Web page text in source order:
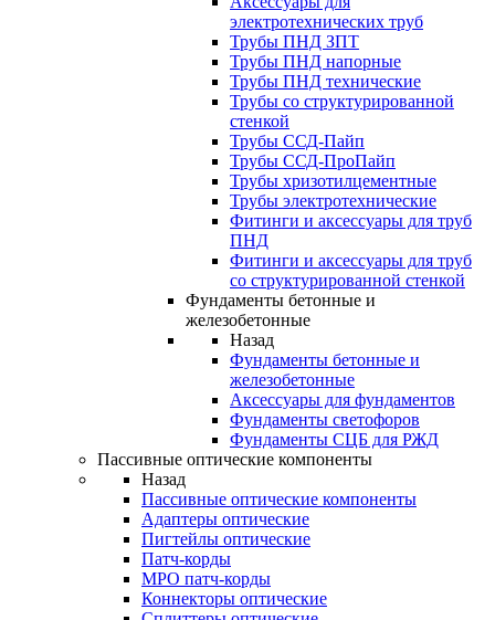
электротехнических труб
Трубы ПНД ЗПТ
Трубы ПНД напорные
Трубы ПНД технические
Трубы со структурированной
стенкой
Трубы ССД-Пайп
Трубы ССД-ПроПайп
Трубы хризотилцементные
Трубы электротехнические
Фитинги и аксессуары для труб
ПНД
Фитинги и аксессуары для труб
со структурированной стенкой
Фундаменты бетонные и
железобетонные
Назад
Фундаменты бетонные и
железобетонные
Аксессуары для фундаментов
Фундаменты светофоров
Фундаменты СЦБ для РЖД
Пассивные оптические компоненты
Назад
Пассивные оптические компоненты
Адаптеры оптические
Пигтейлы оптические
Патч-корды
MPO патч-корды
Коннекторы оптические